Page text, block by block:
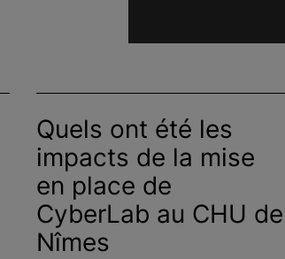
Quels ont été les
impacts de la mise
en place de
CyberLab au CHU de
Nîmes